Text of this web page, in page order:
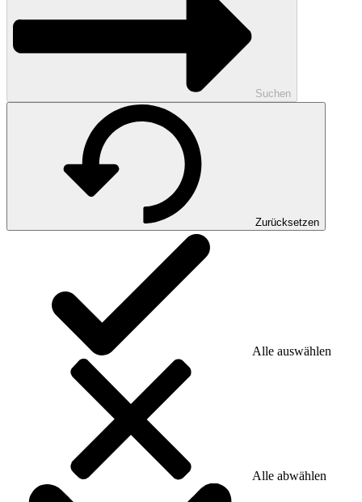
Suchen
Zurücksetzen
Alle auswählen
Alle abwählen